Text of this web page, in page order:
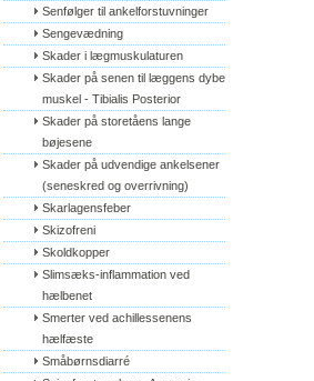
Senfølger til ankelforstuvninger
Sengevædning
Skader i lægmuskulaturen
Skader på senen til læggens dybe
muskel - Tibialis Posterior
Skader på storetåens lange
bøjesene
Skader på udvendige ankelsener
(seneskred og overrivning)
Skarlagensfeber
Skizofreni
Skoldkopper
Slimsæks-inflammation ved
hælbenet
Smerter ved achillessenens
hælfæste
Småbørnsdiarré